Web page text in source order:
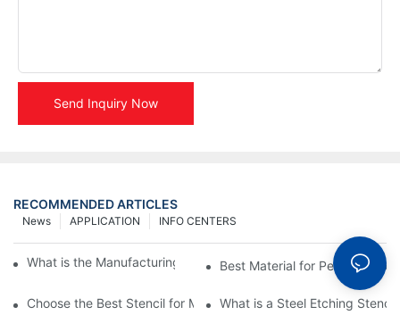
Send Inquiry Now
RECOMMENDED ARTICLES
INFO CENTERS
APPLICATION
News
What is the Manufacturing Process of Metal Stencils?
Best Material for Personalised
Choose the Best Stencil for Metal Engraving to Enhance Your
What is a Steel Etching